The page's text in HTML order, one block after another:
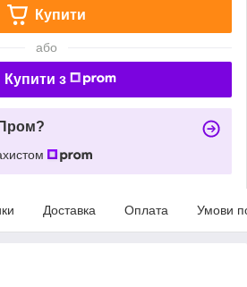
Купити
або
Купити з
Доставка Оплата Умови